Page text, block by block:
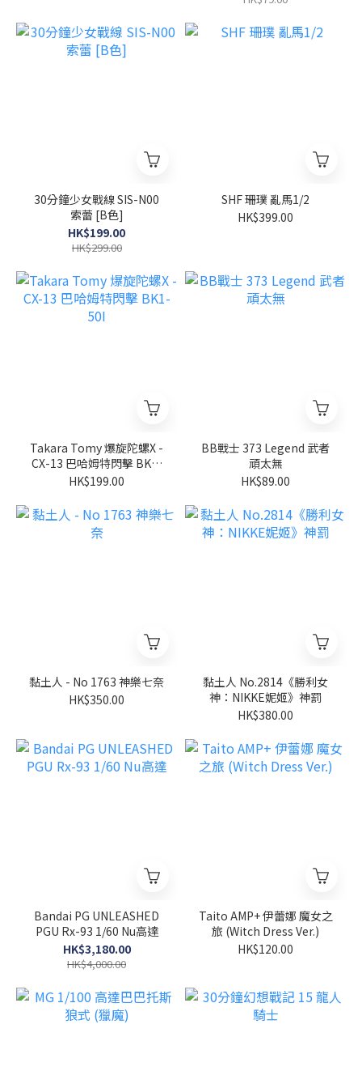
30分鐘少女戰線 SIS-N00
索蕾 [B色]
HK$199.00
HK$299.00
SHF 珊璞 亂馬1/2
HK$399.00
Takara Tomy 爆旋陀螺X -
CX-13 巴哈姆特閃擊 BK1-
50I
HK$199.00
BB戰士 373 Legend 武者
頑太無
HK$89.00
黏土人 - No 1763 神樂七奈
HK$350.00
黏土人 No.2814《勝利女
神：NIKKE妮姬》神罰
HK$380.00
Bandai PG UNLEASHED
PGU Rx-93 1/60 Nu高達
HK$3,180.00
HK$4,000.00
Taito AMP+ 伊蕾娜 魔女之
旅 (Witch Dress Ver.)
HK$120.00